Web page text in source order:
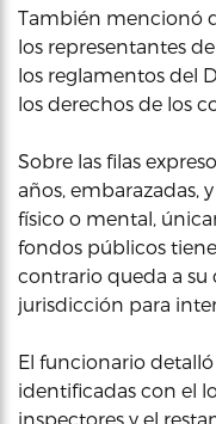
También mencionó
los representantes
los reglamentos del
los derechos de los
Sobre las filas
años, embarazadas,
físico o mental,
fondos públicos
contrario queda a su
jurisdicción para
El funcionario
identificadas con el
inspectores y el